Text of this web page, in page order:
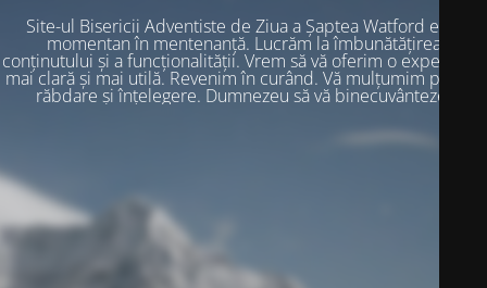
Site-ul Bisericii Adventiste de Ziua a Șaptea Watford este
momentan în mentenanță. Lucrăm la îmbunătățirea
conținutului și a funcționalității. Vrem să vă oferim o experiență
mai clară și mai utilă. Revenim în curând. Vă mulțumim pentru
răbdare și înțelegere. Dumnezeu să vă binecuvânteze.